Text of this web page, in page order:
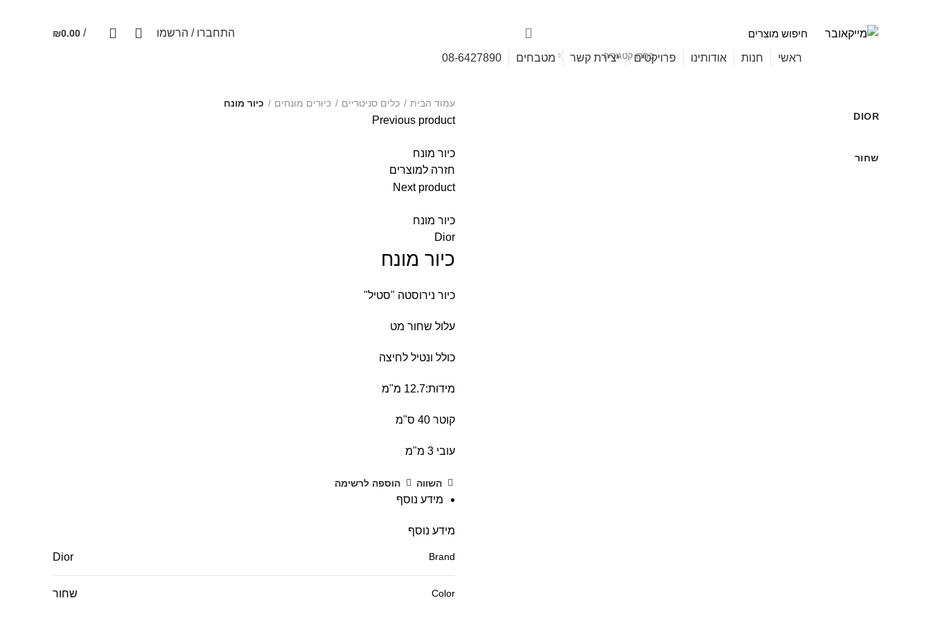
בחרו קטגוריה
התחברו / הרשמו /
₪0.00
ראשי חנות אודותינו פרויקטים יצירת קשר מטבחים 08-6427890
DIOR
שחור
לחצו להגדלה
עמוד הבית כלים סניטריים כיורים מונחים כיור מונח
Previous product
כיור מונח
חזרה למוצרים
Next product
כיור מונח
Dior
כיור מונח
כיור נירוסטה "סטיל"
עלול שחור מט
כולל ונטיל לחיצה
מידות:12.7 מ"מ
קוטר 40 ס"מ
עובי 3 מ"מ
השווה הוספה לרשימה
מידע נוסף
מידע נוסף
Brand
Dior
Color שחור